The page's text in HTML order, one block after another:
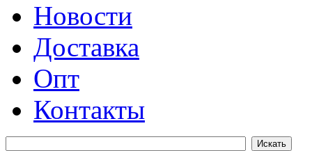
Новости
Доставка
Опт
Контакты